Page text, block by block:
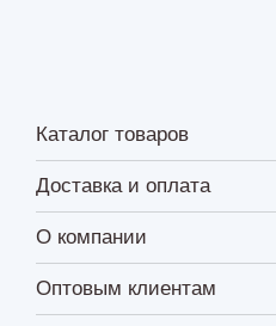
Каталог товаров
Доставка и оплата
О компании
Оптовым клиентам